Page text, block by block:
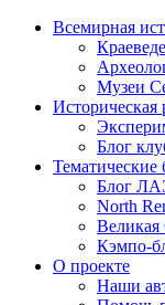
Всемирная
Музеи
Историческая
Блог
Тематические
Блог
North
Кэмпо-
О проекте
Наши